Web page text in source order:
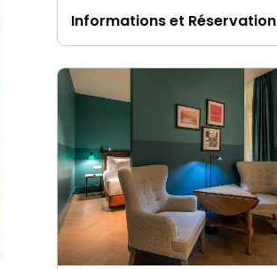
Informations et Réservation